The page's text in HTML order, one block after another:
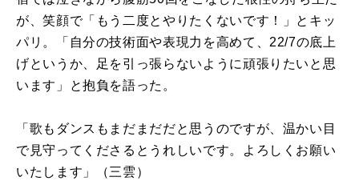
が、笑顔で「もう二度とやりたくないです！」とキッ
パリ。「自分の技術面や表現力を高めて、 22/7の底上
げというか、足を引っ張らないように頑張りたいと思
います」と抱負を語った。
「歌もダンスもまだまだだと思うのですが、温かい目
で見守ってくださるとうれしいです。よろしくお願い
いたします」（三雲）